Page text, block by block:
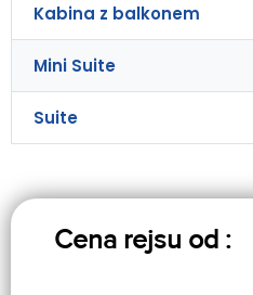
Kabina z balkonem
Mini Suite
Suite
Cena rejsu od :